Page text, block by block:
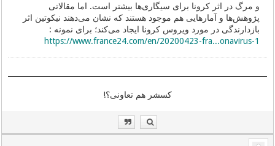
و مرگ در اثر کرونا برای سیگاری‌ها بیشتر است. اما مقالاتی
پژوهش‌ها و آمارهایی هم موجود هستند که نشان می‌دهند نیکوتین اثر
بازدارندگی در مورد ویروس کرونا ایجاد می‌کند؛ برای نمونه :
https://www.france24.com/en/20200423-fra...onavirus-1
کسشر هم تعاونی؟!